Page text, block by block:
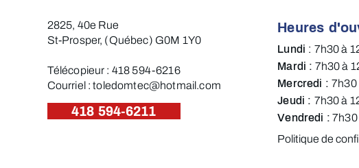
2825, 40e Rue
St-Prosper, (Québec) G0M 1Y0
Télécopieur : 418 594-6216​
Courriel :toledomtec@hotmail.com
418 594-6211
Heures
Lundi : 7h30 à
Mardi : 7h30 à
Mercredi :7h30
Jeudi : 7h30 à
Vendredi​ : 7h30
Politique de